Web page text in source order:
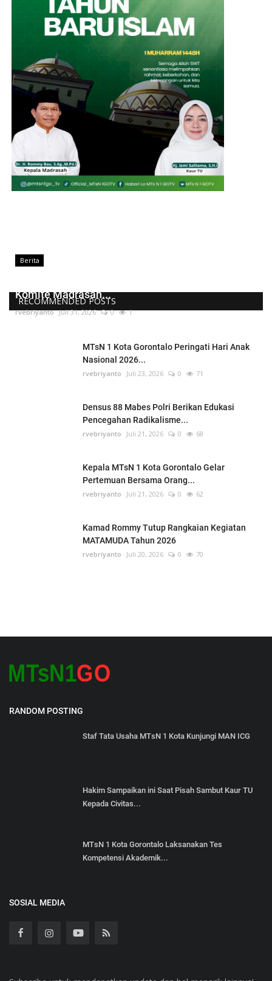
RECOMMENDED POSTS
Berita
Komite Madrasah...
rvebriyanto Juli 31, 2026 0 1
MTsN 1 Kota Gorontalo Peringati Hari Anak
Nasional 2026...
rvebriyanto Juli 23, 2026 0 71
Densus 88 Mabes Polri Berikan Edukasi
Pencegahan Radikalisme...
rvebriyanto Juli 21, 2026 0 68
Kepala MTsN 1 Kota Gorontalo Gelar
Pertemuan Bersama Orang...
rvebriyanto Juli 21, 2026 0 62
Kamad Rommy Tutup Rangkaian Kegiatan
MATAMUDA Tahun 2026
rvebriyanto Juli 20, 2026 0 70
RANDOM POSTING
Staf Tata Usaha MTsN 1 Kota Kunjungi MAN ICG
Hakim Sampaikan ini Saat Pisah Sambut Kaur TU
Kepada Civitas...
MTsN 1 Kota Gorontalo Laksanakan Tes
Kompetensi Akademik...
SOSIAL MEDIA